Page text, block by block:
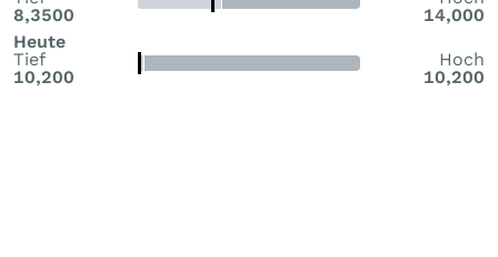
8,3500
14,000
Heute
Tief
10,200
Hoch
10,200